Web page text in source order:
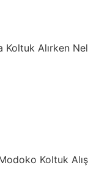
Alırken
Koltuk